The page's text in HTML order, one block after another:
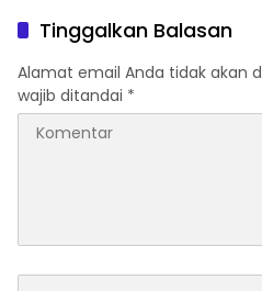
Tinggalkan Balasan
Alamat email Anda tidak akan
wajib ditandai *